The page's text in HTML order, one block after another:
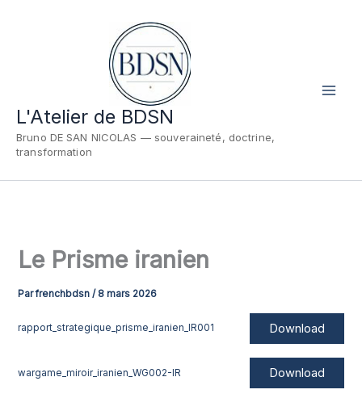
L'Atelier de BDSN
Bruno DE SAN NICOLAS — souveraineté, doctrine,
transformation
Le Prisme iranien
Parfrenchbdsn/ 8 mars 2026
rapport_strategique_prisme_iranien_IR001 Download
wargame_miroir_iranien_WG002-IR Download